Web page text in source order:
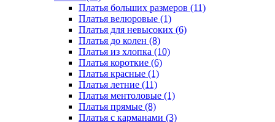
Платья больших размеров (11)
Платья велюровые (1)
Платья для невысоких (6)
Платья до колен (8)
Платья из хлопка (10)
Платья короткие (6)
Платья красные (1)
Платья летние (11)
Платья ментоловые (1)
Платья прямые (8)
Платья с карманами (3)